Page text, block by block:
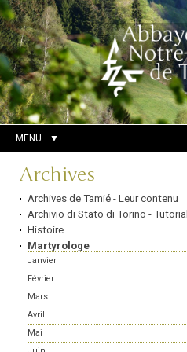
Aller
au
contenu.
|
Aller
à
la
navigation
Outils
personnels
Chercher par
Recherche
avancée…
MENU
Navigation
Archives
Archives de Tamié - Leur contenu
Archivio di Stato di Torino - Tutorial
Histoire
Martyrologe
Janvier
Février
Mars
Avril
Mai